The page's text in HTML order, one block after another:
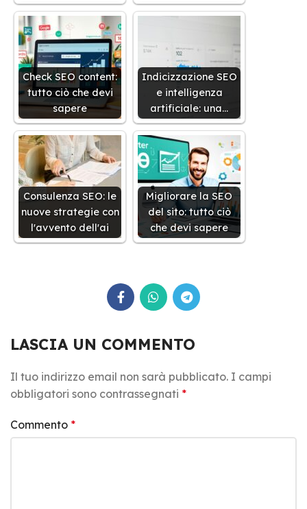
Check SEO content:
tutto ciò che devi
sapere
Indicizzazione SEO
e intelligenza
artificiale: una…
Consulenza SEO: le
nuove strategie con
l'avvento dell'ai
Migliorare la SEO
del sito: tutto ciò
che devi sapere
LASCIA UN COMMENTO
Il tuo indirizzo email non sarà pubblicato. I campi
obbligatori sono contrassegnati *
Commento *